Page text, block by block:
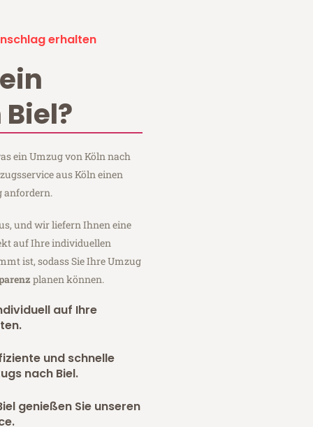
erhalten
ein Umzug von Köln nach
aus Köln einen
anfordern.
und wir liefern Ihnen eine
auf Ihre individuellen
ist, sodass Sie Ihre Umzug
planen können.
auf Ihre
und schnelle
nach Biel.
genießen Sie unseren